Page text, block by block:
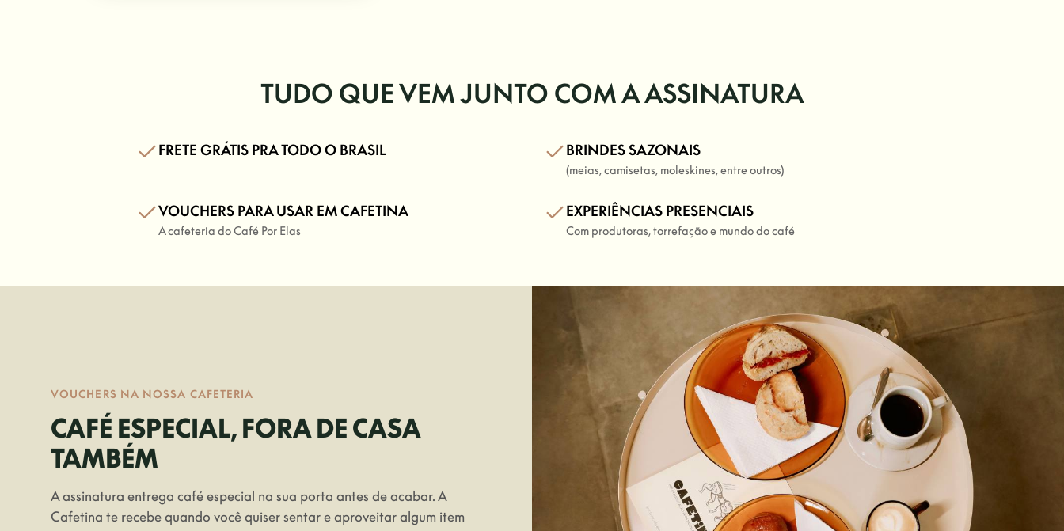
TUDO QUE VEM JUNTO COM A ASSINATURA
FRETE GRÁTIS PRA TODO O BRASIL BRINDES SAZONAIS
(meias, camisetas, moleskines, entre outros)
VOUCHERS PARA USAR EM CAFETINA
A cafeteria do Café Por Elas
EXPERIÊNCIAS PRESENCIAIS
Com produtoras, torrefação e mundo do café
VOUCHERS NA NOSSA CAFETERIA
CAFÉ ESPECIAL, FORA DE CASA
TAMBÉM
A assinatura entrega café especial na sua porta antes de acabar. A
Cafetina te recebe quando você quiser sentar e aproveitar algum item